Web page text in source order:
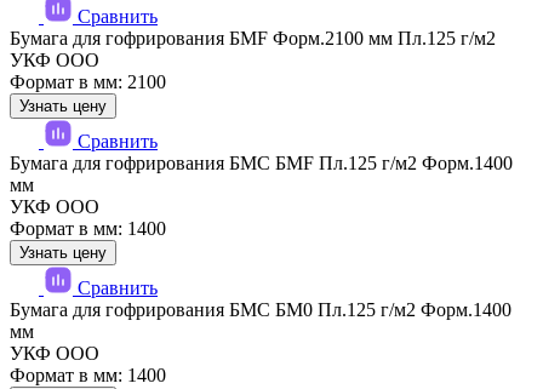
Сравнить
Бумага для гофрирования БМF Форм.2100 мм Пл.125 г/м2
УКФ ООО
Формат в мм: 2100
Узнать цену
Сравнить
Бумага для гофрирования БМС БМF Пл.125 г/м2 Форм.1400
мм
УКФ ООО
Формат в мм: 1400
Узнать цену
Сравнить
Бумага для гофрирования БМС БМ0 Пл.125 г/м2 Форм.1400
мм
УКФ ООО
Формат в мм: 1400